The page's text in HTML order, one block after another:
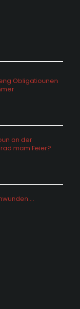
Obligatiounen
an der
mam Feier?